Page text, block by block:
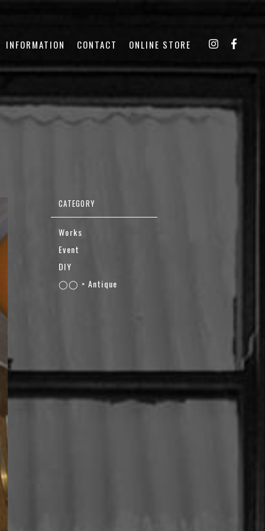
INFORMATION CONTACT ONLINE STORE
Works
Event
DIY
◯◯ × Antique